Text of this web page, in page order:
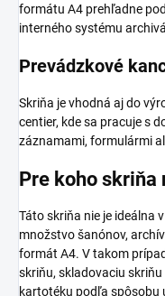
formátu A4 prehľadne
interného systému
Prevádzkové
Skriňa je vhodná aj do
centier, kde sa pracuje s
záznamami, formulármi
Pre koho skriňa
Táto skriňa nie je ideálna
množstvo šanónov,
formát A4. V takom
skriňu, skladovaciu
kartotéku podľa spôsobu